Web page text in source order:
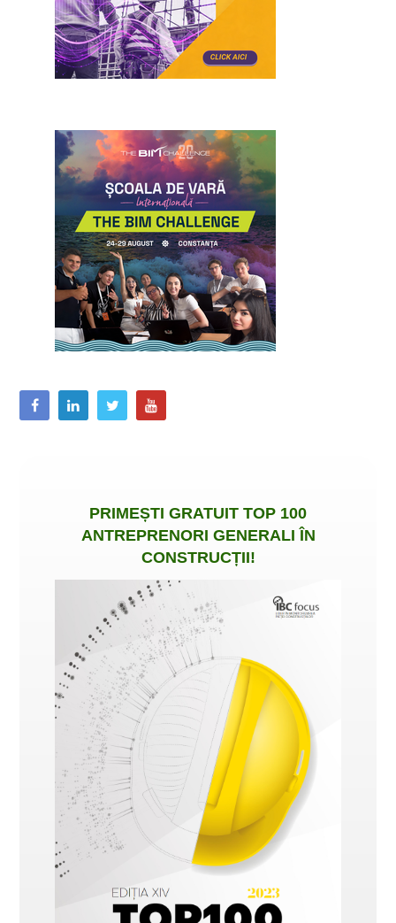
PRIMEȘTI GRATUIT TOP 100
ANTREPRENORI GENERALI ÎN
CONSTRUCȚII!